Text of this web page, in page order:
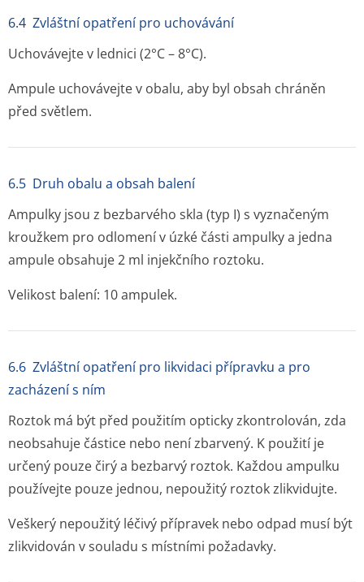
6.4 Zvláštní opatření pro uchovávání
Uchovávejte v lednici (2°C – 8°C).
Ampule uchovávejte v obalu, aby byl obsah chráněn
před světlem.
6.5 Druh obalu a obsah balení
Ampulky jsou z bezbarvého skla (typ I) s vyznačeným
kroužkem pro odlomení v úzké části ampulky a jedna
ampule obsahuje 2 ml injekčního roztoku.
Velikost balení: 10 ampulek.
6.6 Zvláštní opatření pro likvidaci přípravku a pro
zacházení s ním
Roztok má být před použitím opticky zkontrolován, zda
neobsahuje částice nebo není zbarvený. K použití je
určený pouze čirý a bezbarvý roztok. Každou ampulku
používejte pouze jednou, nepoužitý roztok zlikvidujte.
Veškerý nepoužitý léčivý přípravek nebo odpad musí být
zlikvidován v souladu s místními požadavky.